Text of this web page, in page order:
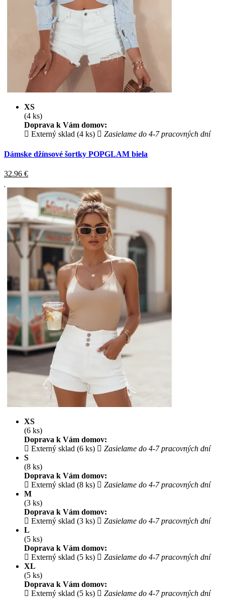
XS
(4 ks)
Doprava k Vám domov:
Externý sklad (4 ks)
Zasielame do 4-7 pracovných dní
Dámske džínsové šortky POPGLAM biela
32.96 €
XS
(6 ks)
Doprava k Vám domov:
Externý sklad (6 ks)
Zasielame do 4-7 pracovných dní
S
(8 ks)
Doprava k Vám domov:
Externý sklad (8 ks)
Zasielame do 4-7 pracovných dní
M
(3 ks)
Doprava k Vám domov:
Externý sklad (3 ks)
Zasielame do 4-7 pracovných dní
L
(5 ks)
Doprava k Vám domov:
Externý sklad (5 ks)
Zasielame do 4-7 pracovných dní
XL
(5 ks)
Doprava k Vám domov:
Externý sklad (5 ks)
Zasielame do 4-7 pracovných dní